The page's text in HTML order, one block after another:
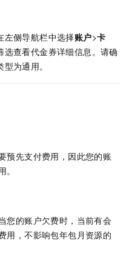
左侧导航栏中选择账户>卡
选查看代金券详细信息。请确
为通用。
预先支付费用，因此您的账
您的账户欠费时，当前有会
用，不影响包年包月资源的